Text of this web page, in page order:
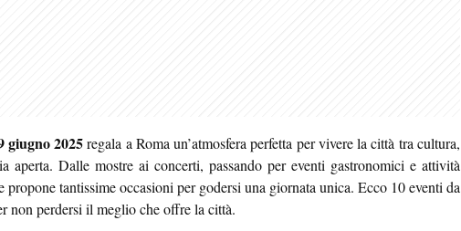
giugno 2025regala a Roma un’atmosfera perfetta per vivere la città tra cultura,
aperta. Dalle mostre ai concerti, passando per eventi gastronomici e attività
propone tantissimeoccasioni per godersi una giornata unica. Ecco 10 eventi da
non perdersi il meglio che offre la città.